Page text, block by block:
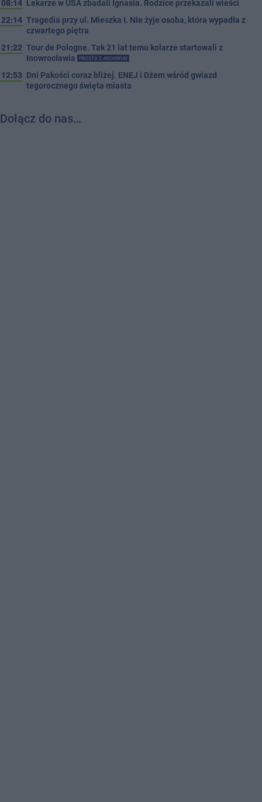
08:14
Lekarze w USA zbadali Ignasia. Rodzice przekazali wieści
22:14 Tragedia przy ul. Mieszka I. Nie żyje osoba, która wypadła z
czwartego piętra
21:22 Tour de Pologne. Tak 21 lat temu kolarze startowali z
Inowrocławia
PROSTO Z ARCHIWUM
12:53 Dni Pakości coraz bliżej. ENEJ i Dżem wśród gwiazd
tegorocznego święta miasta
Dołącz do nas…